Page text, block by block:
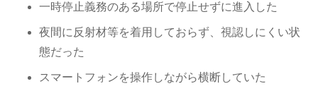
一時停止義務のある場所で停止せずに進入した
夜間に反射材等を着用しておらず、視認しにくい状
態だった
スマートフォンを操作しながら横断していた